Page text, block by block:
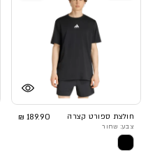
חולצת ספורט קצרה 189.90 ₪
צבע: שחור